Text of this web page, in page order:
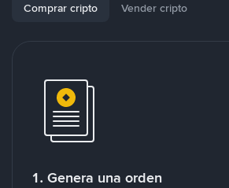
Comprar cripto Vender cripto
1. Genera una orden